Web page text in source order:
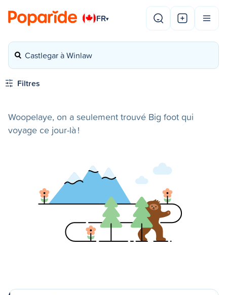
FR▾
Castlegar à Winlaw
Filtres
Woopelaye, on a seulement trouvé Big foot qui
voyage ce jour-là !